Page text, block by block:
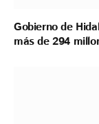
Gobierno de
más de 294